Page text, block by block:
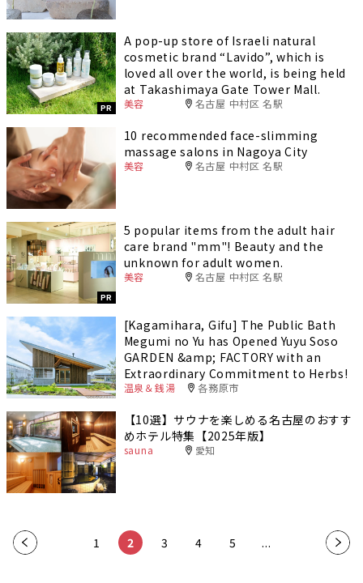
PR
A pop-up store of Israeli natural
cosmetic brand “Lavido”, which is
loved all over the world, is being held
at Takashimaya Gate Tower Mall.
美容 名古屋 中村区 名駅
10 recommended face-slimming
massage salons in Nagoya City
美容 名古屋 中村区 名駅
PR
5 popular items from the adult hair
care brand "mm"! Beauty and the
unknown for adult women.
美容 名古屋 中村区 名駅
[Kagamihara, Gifu] The Public Bath
Megumi no Yu has Opened Yuyu Soso
GARDEN &amp; FACTORY with an
Extraordinary Commitment to Herbs!
温泉＆銭湯 各務原市
【10選】サウナを楽しめる名古屋のおすす
めホテル特集【2025年版】
sauna 愛知
« 1 2 3 4 5 ... »